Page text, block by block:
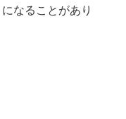
なることがあり